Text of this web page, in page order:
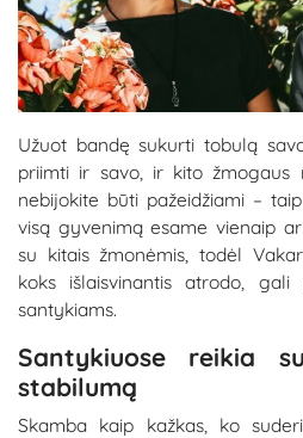
Užuot bandę sukurti tobulą
priimti ir savo, ir kito žmogaus
nebijokite būti pažeidžiami –
visą gyvenimą esame vienaip
su kitais žmonėmis, todėl
koks išlaisvinantis atrodo,
santykiams.
Santykiuose reikia
stabilumą
Skamba kaip kažkas, ko